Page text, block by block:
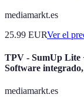
mediamarkt.es
25.99 EURVer el
TPV - SumUp Lite
Software
mediamarkt.es